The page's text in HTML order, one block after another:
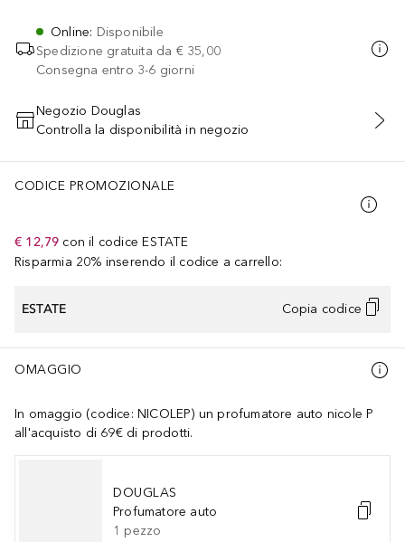
Online: Disponibile
Spedizione gratuita da € 35,00
Consegna entro 3-6 giorni
AGGIUNGI AL CARRELLO
Negozio Douglas
Controlla la disponibilità in negozio
CODICE PROMOZIONALE
€ 12,79 con il codice ESTATE
Risparmia 20% inserendo il codice a carrello:
ESTATE Copia codice
OMAGGIO
In omaggio (codice: NICOLEP) un profumatore auto nicole P
all'acquisto di 69€ di prodotti.
DOUGLAS
Profumatore auto
1 pezzo